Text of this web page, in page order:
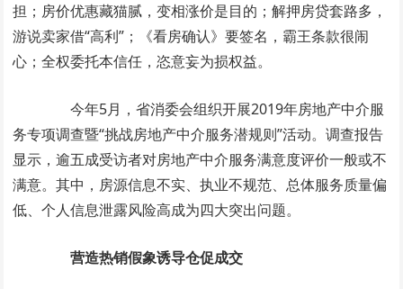
担；房价优惠藏猫腻，变相涨价是目的；解押房贷套路多，
游说卖家借“高利”；《看房确认》要签名，霸王条款很闹
心；全权委托本信任，恣意妄为损权益。
今年5月，省消委会组织开展2019年房地产中介服
务专项调查暨“挑战房地产中介服务潜规则”活动。调查报告
显示，逾五成受访者对房地产中介服务满意度评价一般或不
满意。其中，房源信息不实、执业不规范、总体服务质量偏
低、个人信息泄露风险高成为四大突出问题。
营造热销假象诱导仓促成交